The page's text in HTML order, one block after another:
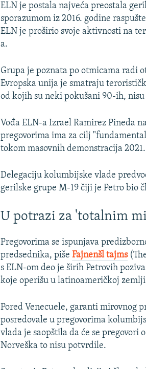
ELN je postala najveća preostala
sporazumom iz 2016. godine
ELN je proširio svoje aktivnosti na
a.
Grupa je poznata po otmicama radi
Evropska unija je smatraju
od kojih su neki pokušani 90-ih, nisu
Vođa ELN-a Izrael Ramirez Pineda
pregovorima ima za cilj
tokom masovnih demonstracija
Delegaciju kolumbijske vlade
gerilske grupe M-19 čiji je Petro bio
U potrazi za 'totalnim
Pregovorima se ispunjava
predsednika, pišeFajnenšl tajms
s ELN-om deo je širih Petrovih
koje operišu u latinoameričkoj
Pored Venecuele, garanti mirovnog
posredovale u pregovorima
vlada je saopštila da će se
Norveška to nisu potvrdile.